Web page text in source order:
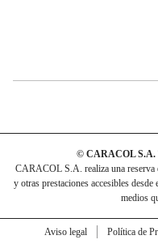
© CARACOL S.A.
CARACOL S.A. realiza una reserva
y otras prestaciones accesibles
medios
Aviso legal Política de